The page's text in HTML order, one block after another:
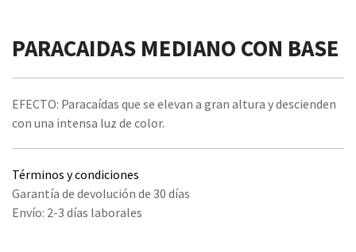
PARACAIDAS MEDIANO CON BASE
EFECTO: Paracaídas que se elevan a gran altura y descienden
con una intensa luz de color.
Términos y condiciones
Garantía de devolución de 30 días
Envío: 2-3 días laborales